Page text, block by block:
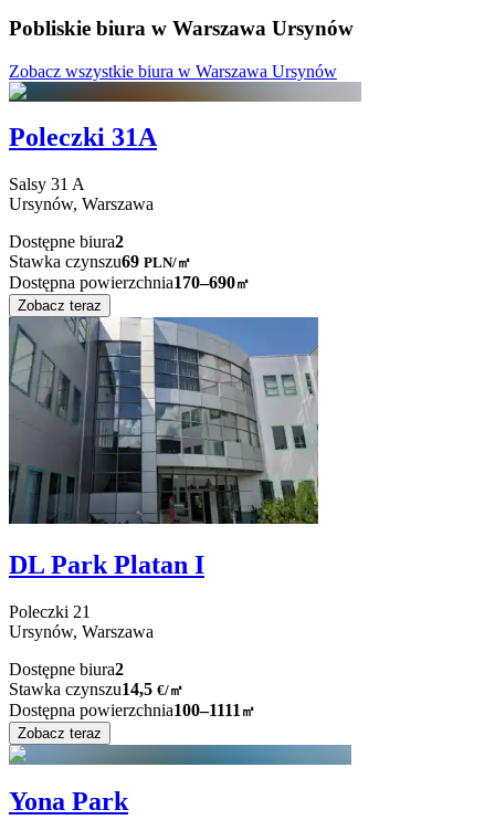
Pobliskie biura w Warszawa Ursynów
Zobacz wszystkie biura w Warszawa Ursynów
Poleczki 31A
Salsy 31 A
Ursynów, Warszawa
Dostępne biura2
Stawka czynszu69 PLN/㎡
Dostępna powierzchnia170–690㎡
Zobacz teraz
DL Park Platan I
Poleczki 21
Ursynów, Warszawa
Dostępne biura2
Stawka czynszu14,5 €/㎡
Dostępna powierzchnia100–1111 ㎡
Zobacz teraz
Yona Park